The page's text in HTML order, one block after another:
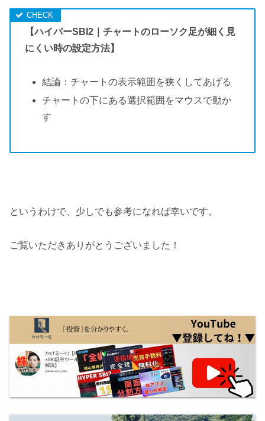
【ハイパーSBI2｜チャートのローソク足が細く見
にくい時の設定方法】
結論：チャートの表示範囲を狭くしてあげる
チャートの下にある選択範囲をマウスで動か
す
というわけで、少しでも参考になれば幸いです。
ご覧いただきありがとうございました！